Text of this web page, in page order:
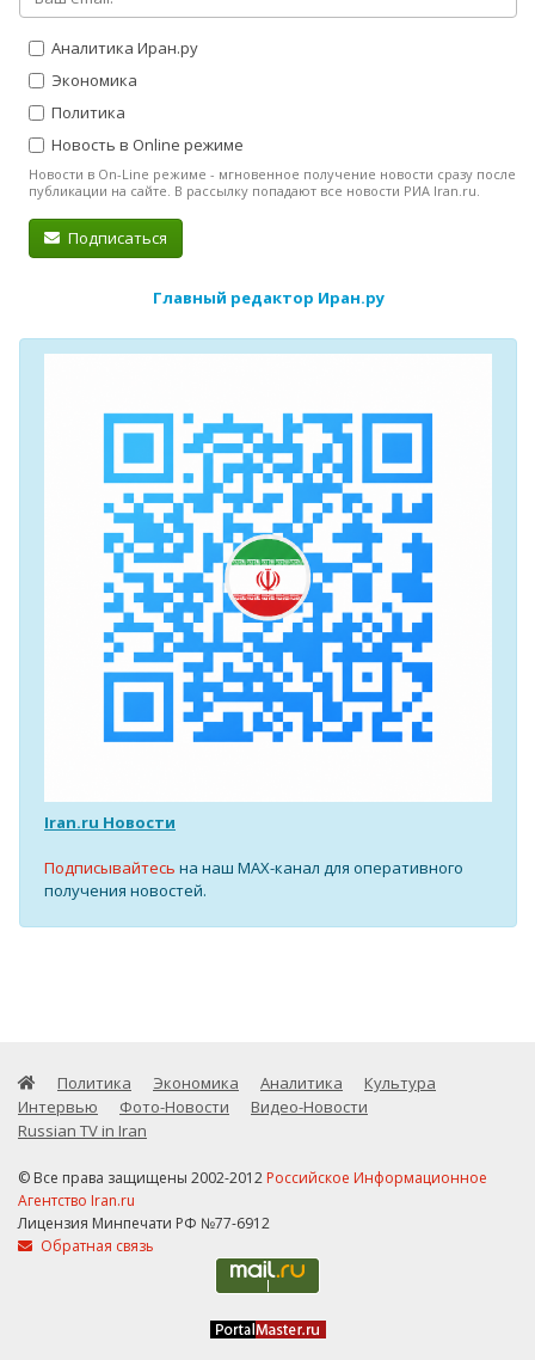
Аналитика Иран.ру
Экономика
Политика
Новость в Online режиме
Новости в On-Line режиме - мгновенное получение новости сразу после
публикации на сайте. В рассылку попадают все новости РИА Iran.ru.
Подписаться
Главный редактор Иран.ру
Iran.ru Новости
Подписывайтесь на наш MAX-канал для оперативного
получения новостей.
Политика Экономика Аналитика
Культура
Интервью
Фото-Новости
Видео-Новости
Russian TV in Iran
© Все права защищены 2002-2012 Российское Информационное
Агентство Iran.ru
Лицензия Минпечати РФ №77-6912
Обратная связь